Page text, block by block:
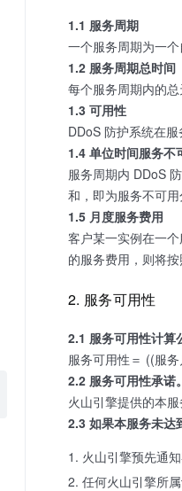
1.1 服务周期
一个服务周期为一个
1.2 服务周期总时间
每个服务周期内的
1.3 可用性
DDoS 防护系统在服
1.4 单位时间服务不
服务周期内 DDoS
和，即为服务不可用
1.5 月度服务费用
客户某一实例在一
的服务费用，则将
2. 服务可用性
2.1 服务可用性计算
服务可用性＝ ((服
2.2 服务可用性承诺。
火山引擎提供的本
2.3 如果本服务未达
火山引擎预先通
任何火山引擎所